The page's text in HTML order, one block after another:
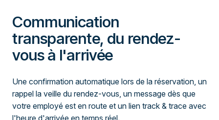
Communication
transparente, du rendez-
vous à l'arrivée
Une confirmation automatique lors de la réservation, un
rappel la veille du rendez-vous, un message dès que
votre employé est en route et un lien track & trace avec